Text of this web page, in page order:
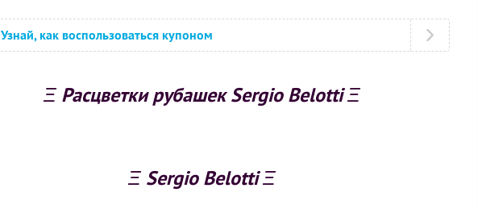
Узнай, как воспользоваться купоном
Ξ Расцветки рубашек Sergio Belotti Ξ
Ξ Sergio Belotti Ξ